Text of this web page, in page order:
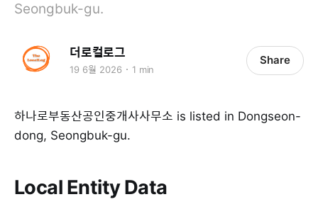
Seongbuk-gu.
더로컬로그
19 6월 2026 1 min
Share
하나로부동산공인중개사사무소 is listed in Dongseon-
dong, Seongbuk-gu.
Local Entity Data